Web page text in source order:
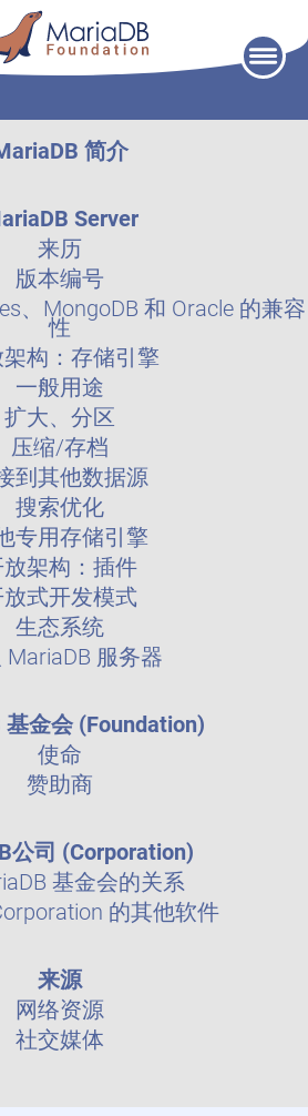
简介
Server
来历
版本编号
、MongoDB 和 Oracle 的兼容
性
构：存储引擎
一般用途
扩大、分区
压缩/存档
到其他数据源
搜索优化
专用存储引擎
架构：插件
式开发模式
生态系统
MariaDB 服务器
基金会 (Foundation)
使命
赞助商
公司 (Corporation)
基金会的关系
的其他软件
来源
网络资源
社交媒体